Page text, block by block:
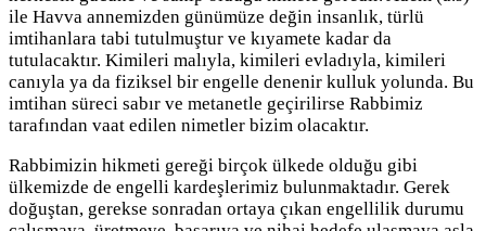
ile Havva annemizden günümüze değin insanlık, türlü
imtihanlara tabi tutulmuştur ve kıyamete kadar da
tutulacaktır. Kimileri malıyla, kimileri evladıyla, kimileri
canıyla ya da fiziksel bir engelle denenir kulluk yolunda. Bu
imtihan süreci sabır ve metanetle geçirilirse Rabbimiz
tarafından vaat edilen nimetler bizim olacaktır.
Rabbimizin hikmeti gereği birçok ülkede olduğu gibi
ülkemizde de engelli kardeşlerimiz bulunmaktadır. Gerek
doğuştan, gerekse sonradan ortaya çıkan engellilik durumu